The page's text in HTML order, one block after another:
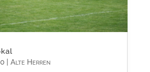
| Alte Herren